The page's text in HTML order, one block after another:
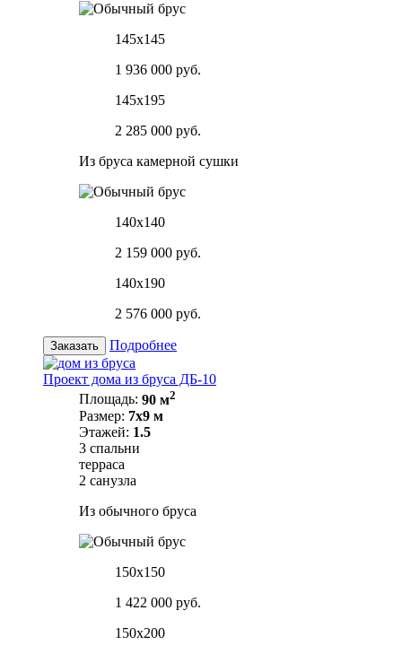
145х145
1 936 000 руб.
145х195
2 285 000 руб.
Из бруса камерной сушки
140х140
2 159 000 руб.
140х190
2 576 000 руб.
Заказать Подробнее
Проект дома из бруса ДБ-10
Площадь: 90 м2
Размер: 7х9 м
Этажей: 1.5
3 спальни
терраса
2 санузла
Из обычного бруса
150х150
1 422 000 руб.
150х200